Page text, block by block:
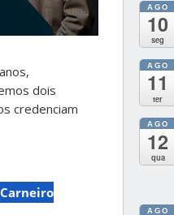
dois
credenciam
AGO
10
seg
AGO
11
ter
AGO
12
qua
AGO